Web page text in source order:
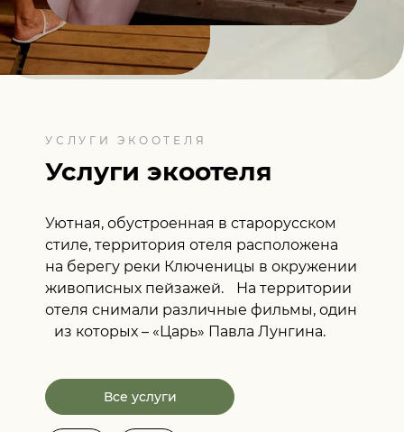
УСЛУГИ ЭКООТЕЛЯ
Услуги экоотеля
Уютная, обустроенная в старорусском
стиле, территория отеля расположена
на берегу реки Ключеницы в окружении
живописных пейзажей. На территории
отеля снимали различные фильмы, один
из которых – «Царь» Павла Лунгина.
Все услуги